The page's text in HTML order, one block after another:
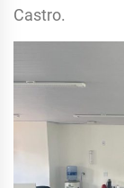
Castro.